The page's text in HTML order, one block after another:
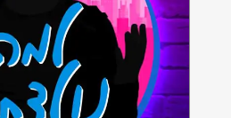
Active
אפליקצית מרוצים למרתון